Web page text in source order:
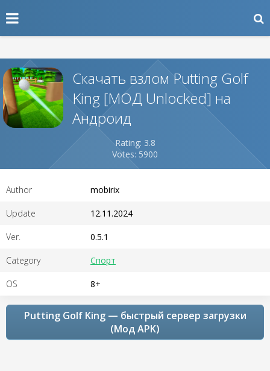
Скачать взлом Putting Golf
King [МОД Unlocked] на
Андроид
Rating: 3.8
Votes: 5900
Author mobirix
Update 12.11.2024
Ver. 0.5.1
Category Спорт
OS 8+
Putting Golf King — быстрый сервер загрузки
(Мод APK)